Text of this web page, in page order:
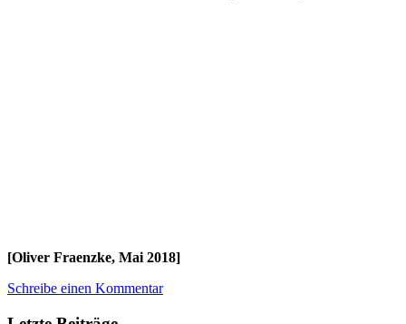
[Oliver Fraenzke, Mai 2018]
Schreibe einen Kommentar